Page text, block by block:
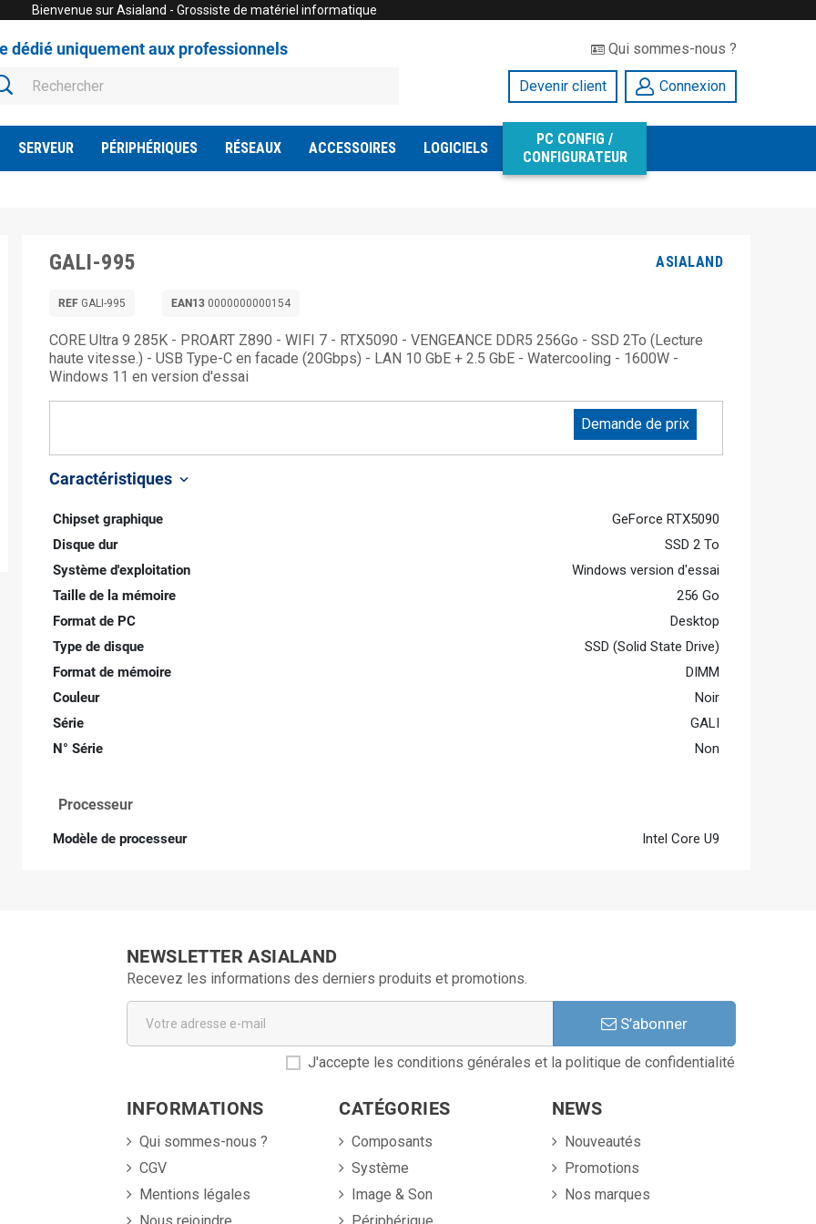
Bienvenue sur Asialand - Grossiste de matériel informatique
dédié uniquement aux professionnels Qui sommes-nous ?
Devenir client Connexion
SERVEUR PÉRIPHÉRIQUES RÉSEAUX ACCESSOIRES LOGICIELS
PC CONFIG /
CONFIGURATEUR
GALI-995 ASIALAND
REFGALI-995 EAN13 0000000000154
CORE Ultra 9 285K - PROART Z890 - WIFI 7 - RTX5090 - VENGEANCE DDR5 256Go - SSD 2To (Lecture
haute vitesse.) - USB Type-C en facade (20Gbps) - LAN 10 GbE + 2.5 GbE - Watercooling - 1600W -
Windows 11 en version d'essai
Demande de prix
Caractéristiques keyboard_arrow_down
Chipset graphique
GeForce RTX5090
Disque dur
SSD 2 To
Système d'exploitation
Windows version d'essai
Taille de la mémoire
256 Go
Format de PC
Desktop
Type de disque
SSD (Solid State Drive)
Format de mémoire
DIMM
Couleur
Noir
Série
GALI
N° Série
Non
Processeur
Modèle de processeur Intel Core U9
NEWSLETTER ASIALAND
Recevez les informations des derniers produits et promotions.
S’abonner
J'accepte les conditions générales et la politique de confidentialité
INFORMATIONS
Qui sommes-nous ?
CGV
Mentions légales
CATÉGORIES
Composants
Système
Image & Son
NEWS
Nouveautés
Promotions
Nos marques